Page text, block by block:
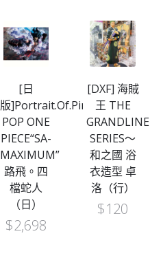
[日
版]Portrait.Of.Pirates
POP ONE
PIECE“SA-
MAXIMUM”
路飛。四
檔蛇人
（日）
$2,698
[DXF] 海賊
王 THE
GRANDLINE
SERIES～
和之國 浴
衣造型 卓
洛（行）
$120